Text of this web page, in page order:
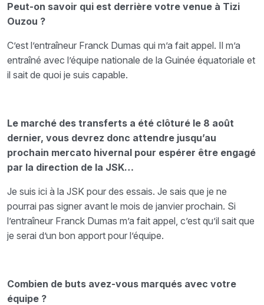
Peut-on savoir qui est derrière votre venue à Tizi
Ouzou ?
C’est l’entraîneur Franck Dumas qui m’a fait appel. Il m’a
entraîné avec l’équipe nationale de la Guinée équatoriale et
il sait de quoi je suis capable.
Le marché des transferts a été clôturé le 8 août
dernier, vous devrez donc attendre jusqu’au
prochain mercato hivernal pour espérer être engagé
par la direction de la JSK…
Je suis ici à la JSK pour des essais. Je sais que je ne
pourrai pas signer avant le mois de janvier prochain. Si
l’entraîneur Franck Dumas m’a fait appel, c’est qu’il sait que
je serai d’un bon apport pour l’équipe.
Combien de buts avez-vous marqués avec votre
équipe ?